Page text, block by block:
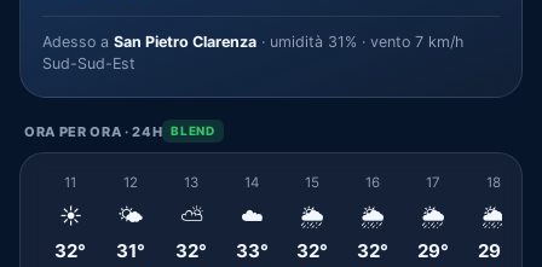
Adesso a San Pietro Clarenza · umidità 31% · vento 7 km/h
Sud-Sud-Est
ORA PER ORA · 24H BLEND
11
☀️
32°
12
🌤️
31°
13
⛅
32°
14
☁️
33°
15
🌦️
32°
16
🌦️
32°
17
🌦️
29°
18
🌦️
29°